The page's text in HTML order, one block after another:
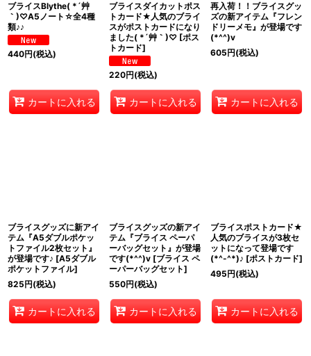
ブライスBlythe( *´艸
｀)♡A5ノート☆全4種
類♪♪
440円(税込)
カートに入れる
ブライスダイカットポス
トカード★人気のブライ
スがポストカードになり
ました( *´艸｀)♡ [ポス
トカード]
220円(税込)
カートに入れる
再入荷！！ブライスグッ
ズの新アイテム『フレン
ドリーメモ』が登場です
(*^^)v
605円(税込)
カートに入れる
ブライスグッズに新アイ
テム『A5ダブルポケッ
トファイル2枚セット』
が登場です♪ [A5ダブル
ポケットファイル]
825円(税込)
カートに入れる
ブライスグッズの新アイ
テム『ブライス ペーパ
ーバッグセット』が登場
です(*^^)v [ブライス ペ
ーパーバッグセット]
550円(税込)
カートに入れる
ブライスポストカード★
人気のブライスが3枚セ
ットになって登場です
(*^-^*)♪ [ポストカード]
495円(税込)
カートに入れる